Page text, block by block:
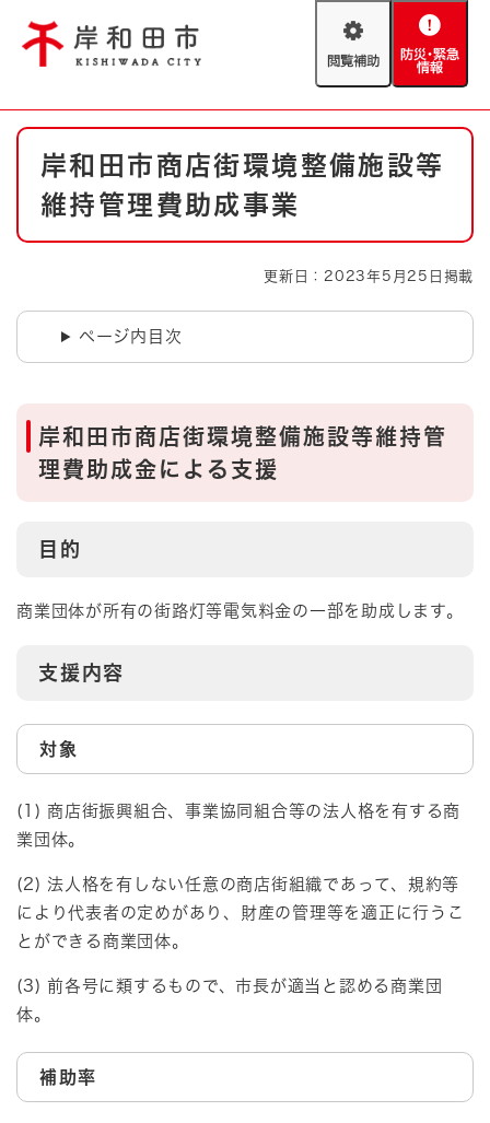
閲
助
防
緊
情
やさしい日本語
防災・緊急情報 救急・消防
ハザードマップ AED設置箇所
本
岸和田市商店街環境整備施設等
維持管理費助成事業
更新日：2023年5月25日掲載
ページ内目次
岸和田市商店街環境整備施設等維持管
理費助成金による支援
目的
商業団体が所有の街路灯等電気料金の一部を助成します。
支援内容
対象
(1) 商店街振興組合、事業協同組合等の法人格を有する商
業団体。
(2) 法人格を有しない任意の商店街組織であって、規約等
により代表者の定めがあり、財産の管理等を適正に行うこ
とができる商業団体。
(3) 前各号に類するもので、市長が適当と認める商業団
体。
補助率